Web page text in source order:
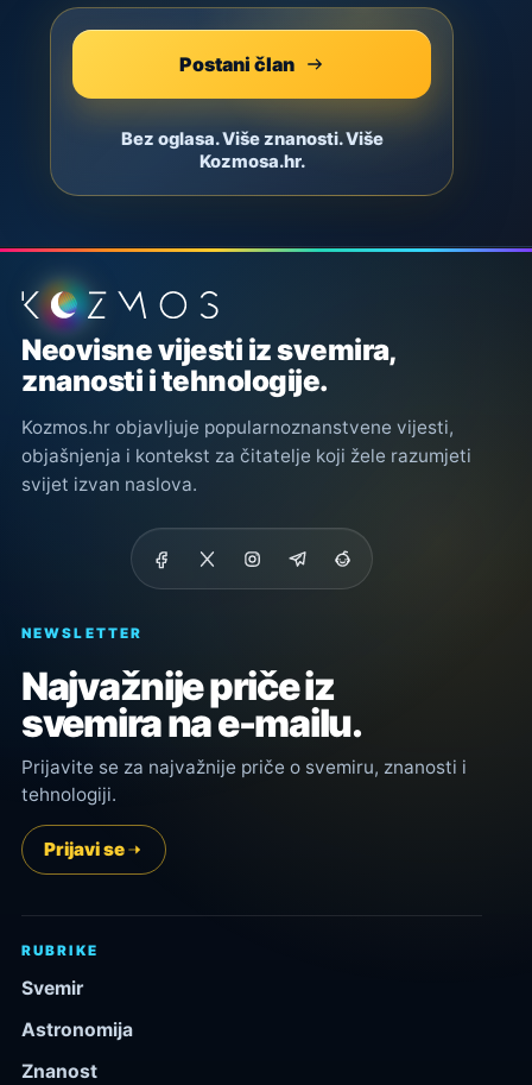
Postani član
Bez oglasa. Više znanosti. Više
Kozmosa.hr.
Podnožje stranice
Neovisne vijesti iz svemira,
znanosti i tehnologije.
Kozmos.hr objavljuje popularnoznanstvene vijesti,
objašnjenja i kontekst za čitatelje koji žele razumjeti
svijet izvan naslova.
NEWSLETTER
Najvažnije priče iz
svemira na e-mailu.
Prijavite se za najvažnije priče o svemiru, znanosti i
tehnologiji.
Prijavi se
RUBRIKE
Svemir
Astronomija
Znanost